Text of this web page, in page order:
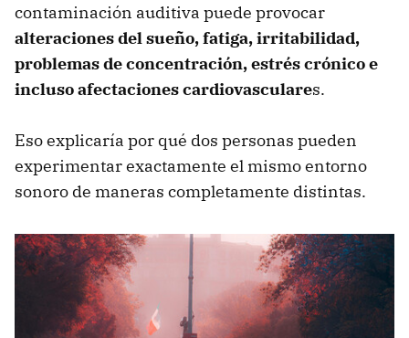
contaminación auditiva puede provocar
alteraciones del sueño, fatiga, irritabilidad,
problemas de concentración, estrés crónico e
incluso afectaciones cardiovasculares.
Eso explicaría por qué dos personas pueden
experimentar exactamente el mismo entorno
sonoro de maneras completamente distintas.